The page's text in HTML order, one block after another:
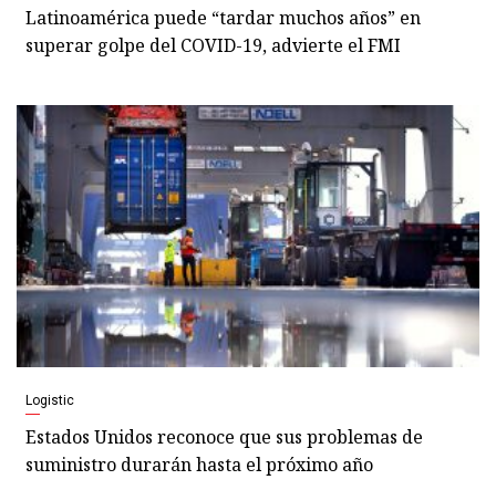
Latinoamérica puede “tardar muchos años” en
superar golpe del COVID-19, advierte el FMI
Logistic
Estados Unidos reconoce que sus problemas de
suministro durarán hasta el próximo año